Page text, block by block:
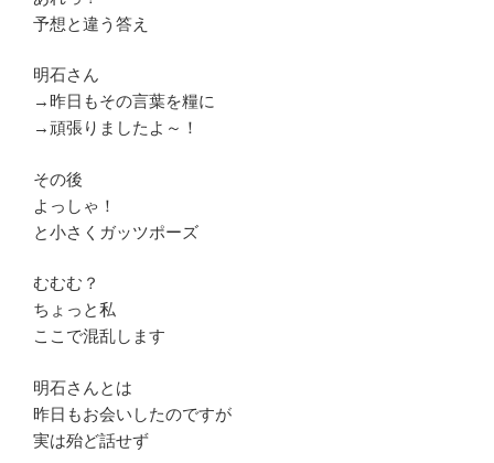
予想と違う答え
明石さん
→昨日もその言葉を糧に
→頑張りましたよ～！
その後
よっしゃ！
と小さくガッツポーズ
むむむ？
ちょっと私
ここで混乱します
明石さんとは
昨日もお会いしたのですが
実は殆ど話せず